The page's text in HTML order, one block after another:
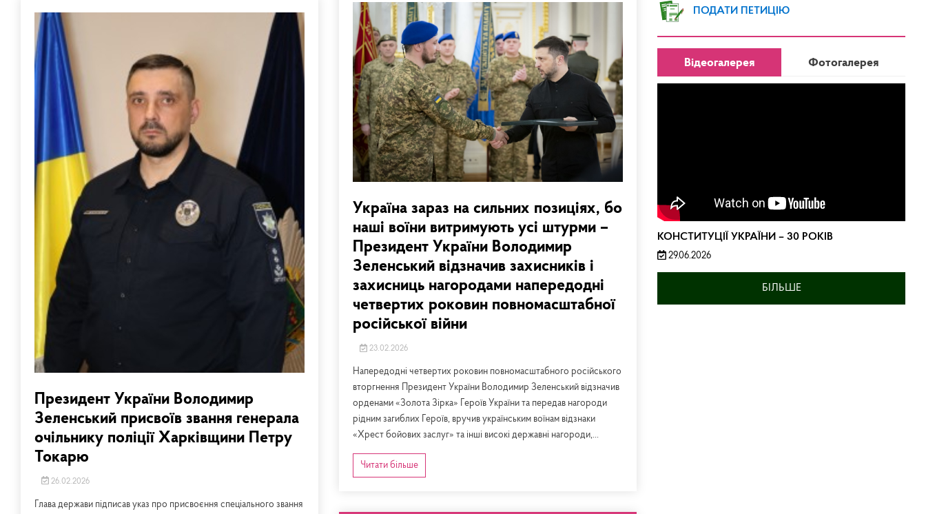
​Президент України Володимир
Зеленський присвоїв звання генерала
очільнику поліції Харківщини Петру
Токарю
26.02.2026
​Глава держави підписав указ про присвоєння спеціального звання
Україна зараз на сильних позиціях, бо
наші воїни витримують усі штурми –
Президент України Володимир
Зеленський відзначив захисників і
захисниць нагородами напередодні
четвертих роковин повномасштабної
російської війни
23.02.2026
Напередодні четвертих роковин повномасштабного російського
вторгнення Президент України Володимир Зеленський відзначив
орденами «Золота Зірка» Героїв України та передав нагороди
рідним загиблих Героїв, вручив українським воїнам відзнаки
«Хрест бойових заслуг» та інші високі державні нагороди,...
Читати більше
ПОДАТИ ПЕТИЦІЮ
Відеогалерея Фотогалерея
КОНСТИТУЦІЇ УКРАЇНИ – 30 РОКІВ
29.06.2026
БІЛЬШЕ